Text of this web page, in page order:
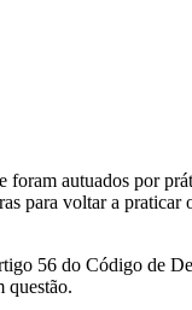
autuados por
para voltar a
56 do Código de
questão.